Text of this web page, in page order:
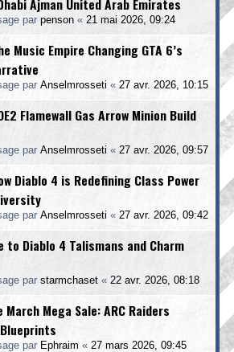
Ajman United Arab Emirates
par penson « 21 mai 2026, 09:24
Music Empire Changing GTA 6’s
par Anselmrosseti « 27 avr. 2026, 10:15
Flamewall Gas Arrow Minion Build
par Anselmrosseti « 27 avr. 2026, 09:57
Diablo 4 is Redefining Class Power
par Anselmrosseti « 27 avr. 2026, 09:42
to Diablo 4 Talismans and Charm
par starmchaset « 22 avr. 2026, 08:18
March Mega Sale: ARC Raiders
par Ephraim « 27 mars 2026, 09:45